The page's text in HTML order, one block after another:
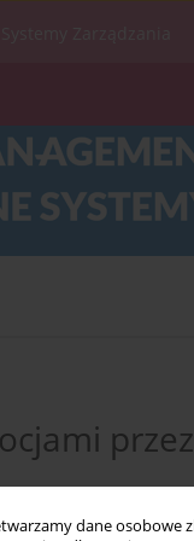
dane osobowe